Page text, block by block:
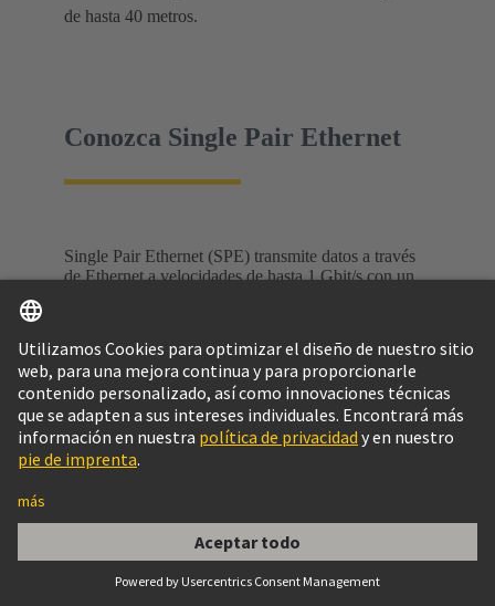
de hasta 40 metros.
Conozca Single Pair Ethernet
Single Pair Ethernet (SPE) transmite datos a través
de Ethernet a velocidades de hasta 1 Gbit/s con un
SPE, los casos de uso, las normas y el ecosistema
en una página web dedicada a Single Pair
Ethernet.Single Pair Ethernet